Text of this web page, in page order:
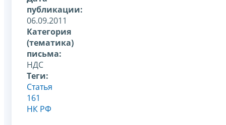
публикации:
06.09.2011
Категория
(тематика)
письма:
НДС
Теги:
Статья
161
НК РФ